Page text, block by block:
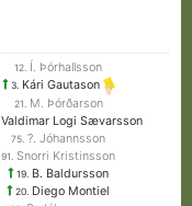
12. Í. Þórhallsson
3.Kári Gautason
21. M. Þórðarson
Valdimar Logi Sævarsson
75. ?. Jóhannsson
91. Snorri Kristinsson
19. B. Baldursson
20. Diego Montiel